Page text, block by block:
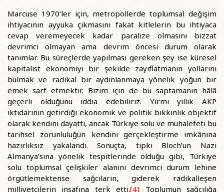
Marcuse 1970’ler için, metropollerde toplumsal değişim
ihtiyacının ayyuka çıkmasını fakat kitlelerin bu ihtiyaca
cevap veremeyecek kadar paralize olmasını bizzat
devrimci olmayan ama devrim öncesi durum olarak
tanımlar. Bu süreçlerde yapılması gereken şey ise küresel
kapitalist ekonomiyi bir şekilde zayıflatmanın yollarını
bulmak ve radikal bir aydınlanmaya yönelik yoğun bir
emek sarf etmektir. Bizim için de bu saptamanın hâlâ
geçerli olduğunu iddia edebiliriz. Yirmi yıllık AKP
iktidarının getirdiği ekonomik ve politik bıkkınlık objektif
olarak kendini dayattı, ancak Türkiye solu ve muhalefeti bu
tarihsel zorunluluğun kendini gerçekleştirme imkânına
hazırlıksız yakalandı. Sonuçta, tıpkı Bloch’un Nazi
Almanya’sına yönelik tespitlerinde olduğu gibi, Türkiye
solu toplumsal çelişkiler alanını devrimci durum lehine
örgütlemektense sağcıların, giderek radikalleşen
milliyetçilerin insafına terk etti.[4] Toplumun sağcılığa